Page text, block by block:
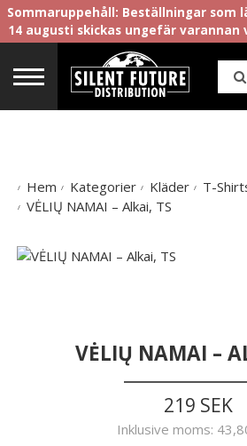
Sommaruppehåll: Beställningar som
14 augusti skickas ungefär varannan
Hem Kategorier Kläder
T-
VĖLIŲ NAMAI – Alkai, TS
VĖLIŲ NAMAI –
219 SEK
Inklusive moms: